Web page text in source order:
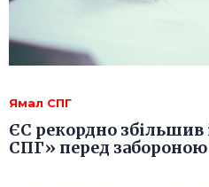
Ямал СПГ
ЄС рекордно
СПГ» перед забороною